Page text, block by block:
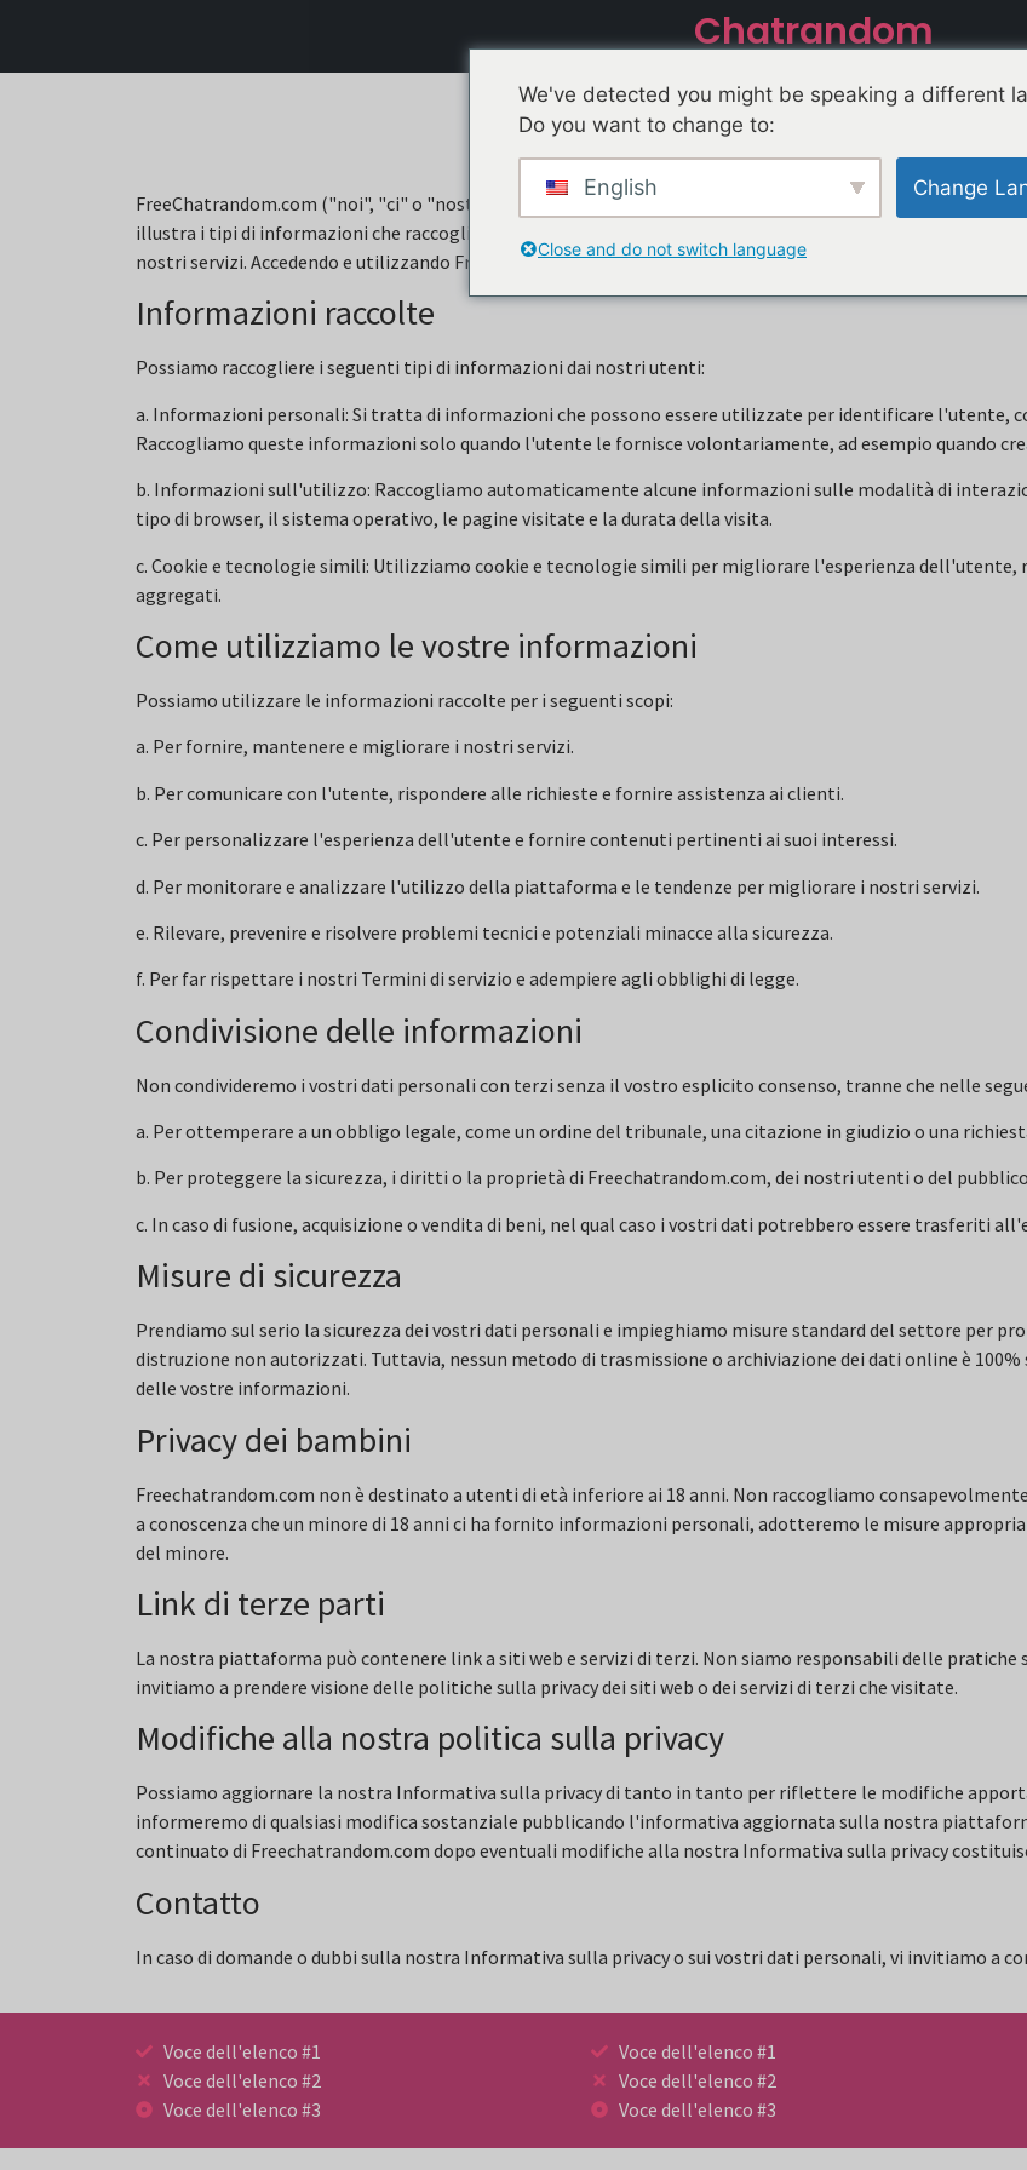
Chatrandom
La privacy
FreeChatrandom.com ("noi", "ci" o "nostro") apprezza e rispetta la privacy dei propri utenti ("voi",
illustra i tipi di informazioni che raccogliamo, il modo in cui le utilizziamo e le misure che adottiamo per
nostri servizi. Accedendo e utilizzando Freechatrandom.com, l'utente accetta i termini della presente
Informazioni raccolte
Possiamo raccogliere i seguenti tipi di informazioni dai nostri utenti:
a. Informazioni personali: Si tratta di informazioni che possono essere utilizzate per identificare l'utente,
Raccogliamo queste informazioni solo quando l'utente le fornisce volontariamente, ad esempio quando
b. Informazioni sull'utilizzo: Raccogliamo automaticamente alcune informazioni sulle modalità di
tipo di browser, il sistema operativo, le pagine visitate e la durata della visita.
c. Cookie e tecnologie simili: Utilizziamo cookie e tecnologie simili per migliorare l'esperienza dell'utente,
aggregati.
Come utilizziamo le vostre informazioni
Possiamo utilizzare le informazioni raccolte per i seguenti scopi:
a. Per fornire, mantenere e migliorare i nostri servizi.
b. Per comunicare con l'utente, rispondere alle richieste e fornire assistenza ai clienti.
c. Per personalizzare l'esperienza dell'utente e fornire contenuti pertinenti ai suoi interessi.
d. Per monitorare e analizzare l'utilizzo della piattaforma e le tendenze per migliorare i nostri servizi.
e. Rilevare, prevenire e risolvere problemi tecnici e potenziali minacce alla sicurezza.
f. Per far rispettare i nostri Termini di servizio e adempiere agli obblighi di legge.
Condivisione delle informazioni
Non condivideremo i vostri dati personali con terzi senza il vostro esplicito consenso, tranne che nelle
a. Per ottemperare a un obbligo legale, come un ordine del tribunale, una citazione in giudizio o una
b. Per proteggere la sicurezza, i diritti o la proprietà di Freechatrandom.com, dei nostri utenti o del
c. In caso di fusione, acquisizione o vendita di beni, nel qual caso i vostri dati potrebbero essere trasferiti
Misure di sicurezza
Prendiamo sul serio la sicurezza dei vostri dati personali e impieghiamo misure standard del settore per
distruzione non autorizzati. Tuttavia, nessun metodo di trasmissione o archiviazione dei dati online è
delle vostre informazioni.
Privacy dei bambini
Freechatrandom.com non è destinato a utenti di età inferiore ai 18 anni. Non raccogliamo
a conoscenza che un minore di 18 anni ci ha fornito informazioni personali, adotteremo le misure
del minore.
Link di terze parti
La nostra piattaforma può contenere link a siti web e servizi di terzi. Non siamo responsabili delle pratiche
invitiamo a prendere visione delle politiche sulla privacy dei siti web o dei servizi di terzi che visitate.
Modifiche alla nostra politica sulla privacy
Possiamo aggiornare la nostra Informativa sulla privacy di tanto in tanto per riflettere le modifiche
informeremo di qualsiasi modifica sostanziale pubblicando l'informativa aggiornata sulla nostra
continuato di Freechatrandom.com dopo eventuali modifiche alla nostra Informativa sulla privacy
Contatto
In caso di domande o dubbi sulla nostra Informativa sulla privacy o sui vostri dati personali, vi invitiamo
Voce dell'elenco #1
Voce dell'elenco #2
Voce dell'elenco #3
Voce dell'elenco #1
Voce dell'elenco #2
Voce dell'elenco #3
We've detected you might be speaking a different
Do you want to change to:
English Change
Close and do not switch language